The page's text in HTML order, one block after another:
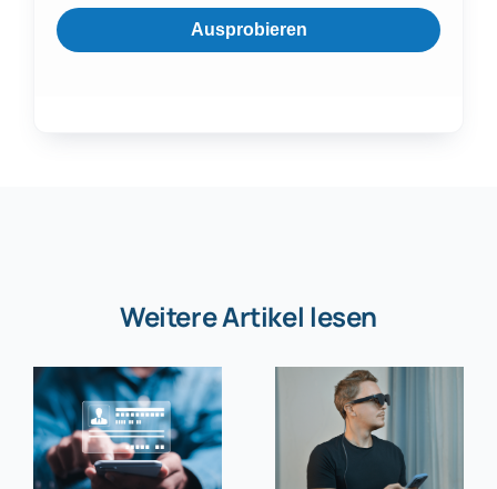
Ausprobieren
Weitere Artikel lesen